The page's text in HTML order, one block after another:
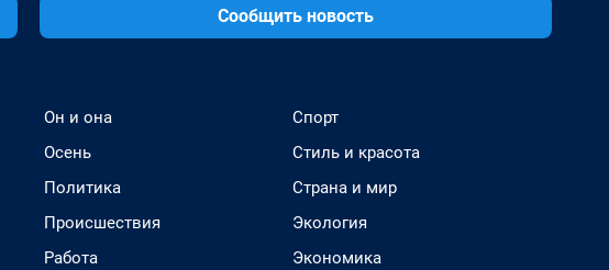
Сообщить новость
Он и она
Осень
Политика
Происшествия
Работа
Спорт
Стиль и красота
Страна и мир
Экология
Экономика